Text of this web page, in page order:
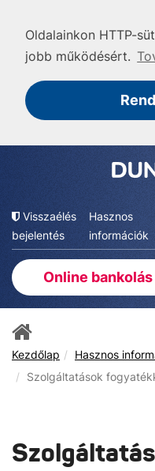
Oldalainkon HTTP-
jobb működésért.
Visszaélés
bejelentés
Hasznos
információk
Online bankolás
Kezdőlap Hasznos
Szolgáltatások